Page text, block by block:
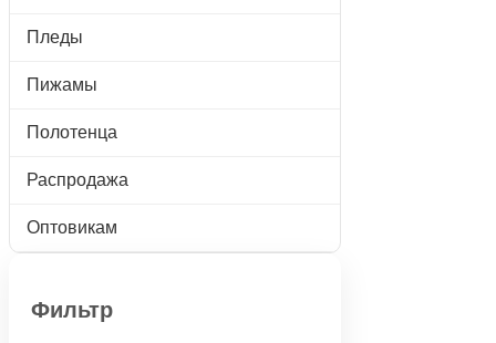
Пледы
Пижамы
Полотенца
Распродажа
Оптовикам
Фильтр